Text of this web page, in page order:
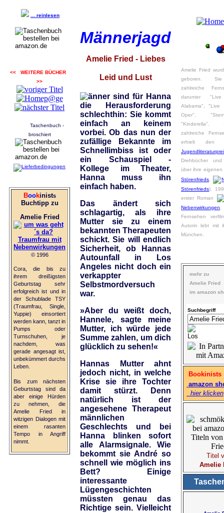
... reinlesen
<< WEITERE BÜCHER
>>
Taschenbuch -
broschiert
Bookinists
Buchtipp zu
Amelie Fried
Traumfrau mit
Nebenwirkungen
© 1996
Cora, die bis zu
ihrem dreißigsten
Geburtstag sehr
erfolgreich ist und in
der Schublade TSY
(Traumfrau, Single,
Yuppie) einsortiert
werden kann, tanzt in
Pumps oder
Turnschuhen, je
nachdem, was
gerade angesagt ist,
unbekümmert durchs
Leben.
Bis zum nächsten
Geburtstag sind da
aber einige Hürden
zu nehmen, die
Amelie Fried in
witzigen Dialogen mit
einem rasanten
Tempo in Angriff
nimmt.
Männerjagd
Amelie Fried - Liebes
Leid und Lust
änner sind für Hanna
die Herausforderung
schlechthin: Sie kommt
einfach an keinem
vorbei. Ob das nun der
zufällige Bekannte im
Schnellimbiss ist oder
ein Schauspiel -
Kollege im Theater,
Hanna muss ihn
einfach haben.
Das ändert sich
schlagartig, als ihre
Mutter sie zu einem
bekannten Therapeuten
schickt. Sie will endlich
Sicherheit, ob Hannas
Autounfall in Los
Angeles nicht doch ein
verkappter
Selbstmordversuch
war.
»Aber du weißt doch,
Hannele, sagte meine
Mutter, ich würde jede
Summe zahlen, um dich
glücklich zu sehen!«
Hannas Mutter ahnt
jedoch nicht, in welche
Krise sie ihre Tochter
damit stürzt. Denn
natürlich ist der
angesehene Therapeut
männlichen
Geschlechts und bei
Hanna blinken sofort
alle Alarmsignale. Wie
bekommt sie André so
schnell wie möglich ins
Bett? Einige
interessante
Lügengeschichten
müssten genau das
Richtige sein. Vielleicht
Amelie Fried
geboren. Sie
zahlreiche
darunter
Alabama", "Live
Oper",
"Kinderella".
zahlreiche
erhielt den
Drehbücher
über ihre eigenen
Störenfrieds
Störenfrieds).
erster Roman
Nebenwirkungen,
Fernsehen
Autorin lebt mit
München.
mehr zu
Amelie Fried
im amazon
Suchbegriff
Bookinists
amazon
hier klicken
Titel
Amelie